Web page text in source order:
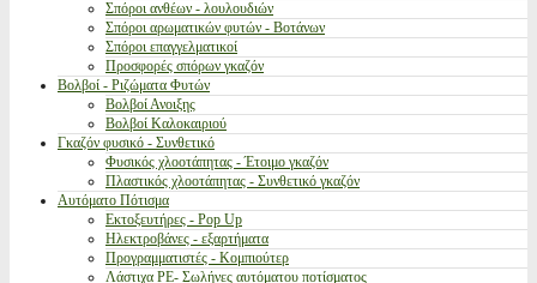
Σπόροι ανθέων - λουλουδιών
Σπόροι αρωματικών φυτών - Βοτάνων
Σπόροι επαγγελματικοί
Προσφορές σπόρων γκαζόν
Βολβοί - Ριζώματα Φυτών
Βολβοί Ανοιξης
Βολβοί Καλοκαιριού
Γκαζόν φυσικό - Συνθετικό
Φυσικός χλοοτάπητας - Έτοιμο γκαζόν
Πλαστικός χλοοτάπητας - Συνθετικό γκαζόν
Αυτόματο Πότισμα
Εκτοξευτήρες - Pop Up
Ηλεκτροβάνες - εξαρτήματα
Προγραμματιστές - Κομπιούτερ
Λάστιχα PE- Σωλήνες αυτόματου ποτίσματος